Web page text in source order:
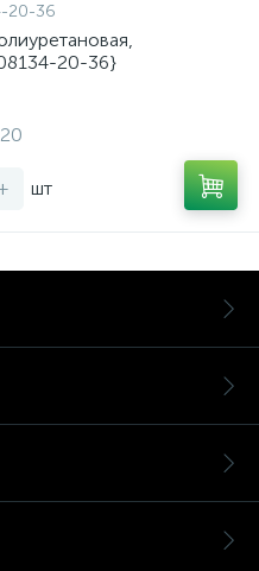
20-36
20-36}
шт